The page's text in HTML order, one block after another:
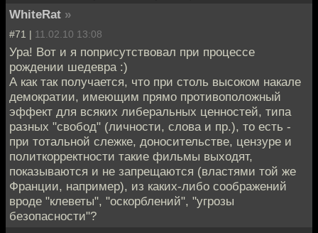
WhiteRat »
#71 | 11.02.10 13:08
Ура! Вот и я поприсутствовал при процессе
рождении шедевра :)
А как так получается, что при столь высоком накале
демократии, имеющим прямо противоположный
эффект для всяких либеральных ценностей, типа
разных "свобод" (личности, слова и пр.), то есть -
при тотальной слежке, доносительстве, цензуре и
политкорректности такие фильмы выходят,
показываются и не запрещаются (властями той же
Франции, например), из каких-либо соображений
вроде "клеветы", "оскорблений", "угрозы
безопасности"?